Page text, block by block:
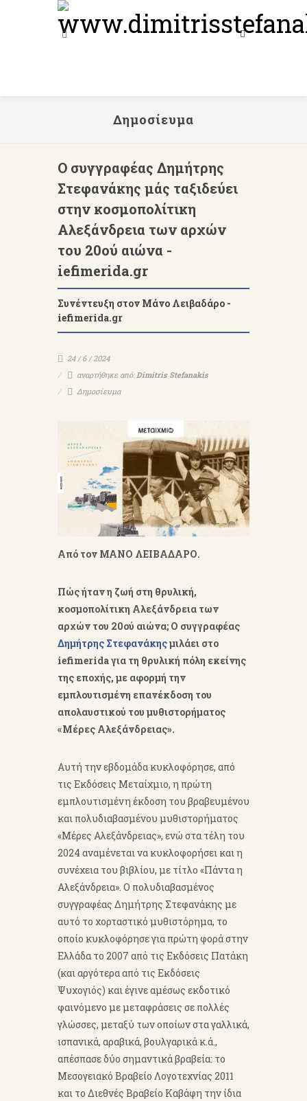
Δημοσίευμα
Ο συγγραφέας Δημήτρης
Στεφανάκης μάς ταξιδεύει
στην κοσμοπολίτικη
Αλεξάνδρεια των αρχών
του 20ού αιώνα -
iefimerida.gr
Συνέντευξη στον Μάνο Λειβαδάρο -
iefimerida.gr
24 / 6 / 2024
αναρτήθηκε από:Dimitris Stefanakis
Δημοσίευμα
Από τον ΜΑΝΟ ΛΕΙΒΑΔΑΡΟ.
Πώς ήταν η ζωή στη θρυλική,
κοσμοπολίτικη Αλεξάνδρεια των
αρχών του 20ού αιώνα; Ο συγγραφέας
Δημήτρης Στεφανάκηςμιλάει στο
iefimerida για τη θρυλική πόλη εκείνης
της εποχής, με αφορμή την
εμπλουτισμένη επανέκδοση του
απολαυστικού του μυθιστορήματος
«Μέρες Αλεξάνδρειας».
Αυτή την εβδομάδα κυκλοφόρησε, από
τις Εκδόσεις Μεταίχμιο, η πρώτη
εμπλουτισμένη έκδοση του βραβευμένου
και πολυδιαβασμένου μυθιστορήματος
«Μέρες Αλεξάνδρειας», ενώ στα τέλη του
2024 αναμένεται να κυκλοφορήσει και η
συνέχεια του βιβλίου, με τίτλο «Πάντα η
Αλεξάνδρεια». Ο πολυδιαβασμένος
συγγραφέας Δημήτρης Στεφανάκης με
αυτό το χορταστικό μυθιστόρημα, το
οποίο κυκλοφόρησε για πρώτη φορά στην
Ελλάδα το 2007 από τις Εκδόσεις Πατάκη
(και αργότερα από τις Εκδόσεις
Ψυχογιός) και έγινε αμέσως εκδοτικό
φαινόμενο με μεταφράσεις σε πολλές
γλώσσες, μεταξύ των οποίων στα γαλλικά,
ισπανικά, αραβικά, βουλγαρικά κ.ά.,
απέσπασε δύο σημαντικά βραβεία: το
Μεσογειακό Βραβείο Λογοτεχνίας 2011
και το Διεθνές Βραβείο Καβάφη την ίδια